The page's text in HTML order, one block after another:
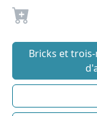
Bricks et